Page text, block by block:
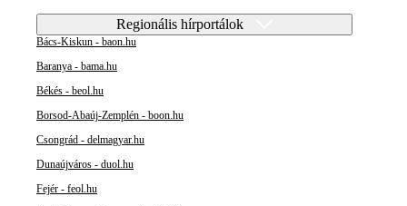
Regionális hírportálok
Bács-Kiskun - baon.hu
Baranya - bama.hu
Békés - beol.hu
Borsod-Abaúj-Zemplén - boon.hu
Csongrád - delmagyar.hu
Dunaújváros - duol.hu
Fejér - feol.hu